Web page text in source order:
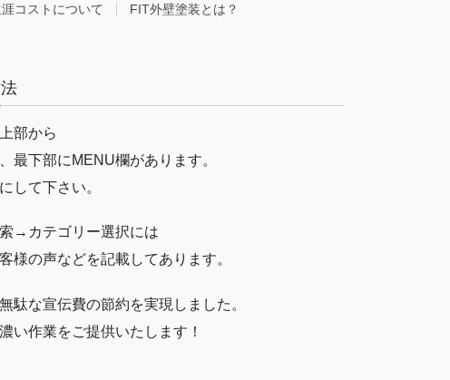
コストについて
FIT外壁塗装とは？
部から
最下部にMENU欄があります。
して下さい。
→カテゴリー選択には
様の声などを記載してあります。
駄な宣伝費の節約を実現しました。
い作業をご提供いたします！